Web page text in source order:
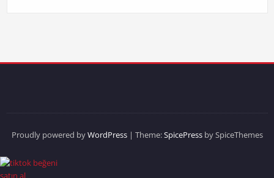
Proudly powered byWordPress| Theme:SpicePressby SpiceThemes